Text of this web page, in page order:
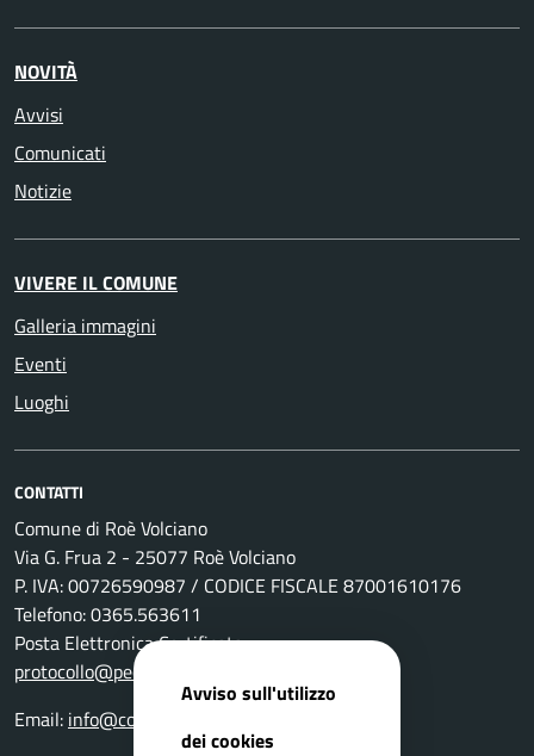
NOVITÀ
Avvisi
Comunicati
Notizie
VIVERE IL COMUNE
Galleria immagini
Eventi
Luoghi
CONTATTI
Comune di Roè Volciano
Via G. Frua 2 - 25077 Roè Volciano
P. IVA: 00726590987 / CODICE FISCALE 87001610176
Telefono: 0365.563611
Posta Elettronica Certificata:
protocollo@pec.comune.roevolciano.bs.it
Email: info@comune.roevolciano.bs.it
Avviso sull'utilizzo
dei cookies